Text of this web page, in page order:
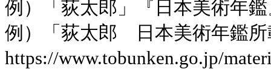
例）「荻太郎」『日本美術年
例）「荻太郎 日本美術年鑑所
https://www.tobunken.go.jp/